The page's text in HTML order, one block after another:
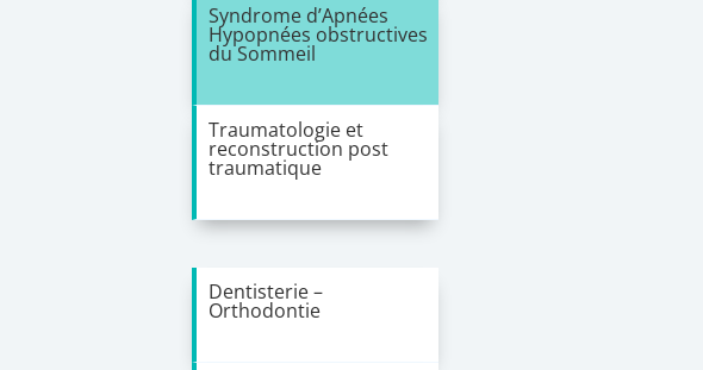
Syndrome d’Apnées
Hypopnées obstructives
du Sommeil
Traumatologie et
reconstruction post
traumatique
Dentisterie –
Orthodontie